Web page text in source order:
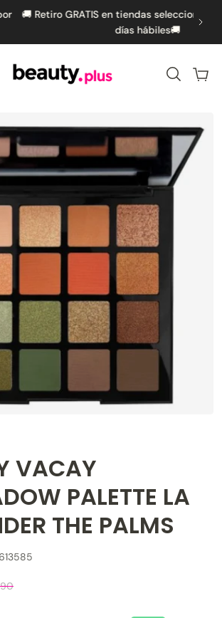
en tiendas seleccionadas en hasta 5
VACAY
PALETTE LA
THE PALMS